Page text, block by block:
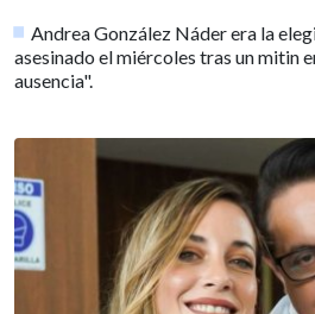
Andrea González Náder era la
asesinado el miércoles tras un mitin
ausencia".